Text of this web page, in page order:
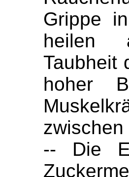
Grippe
heilen
Taubheit
hoher
-- Die